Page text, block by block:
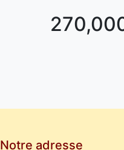
Notre adresse